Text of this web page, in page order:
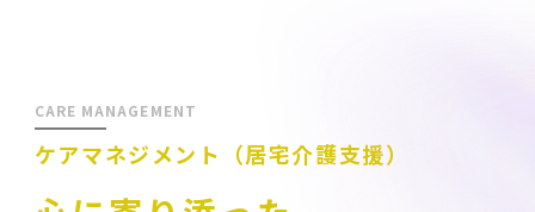
CARE MANAGEMENT
ケアマネジメント（居宅介護支援）